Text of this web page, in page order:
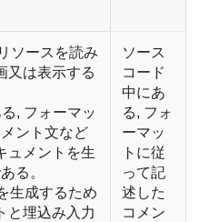
ソースを読み
又は表示する
, フォーマッ
ント文など
ュメントを生
る。
生成するため
と埋込み入力
ソース
コード
中にあ
る, フォ
ーマッ
トに従
って記
述した
コメン